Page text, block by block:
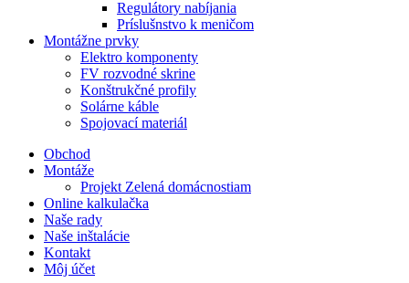
Regulátory nabíjania
Príslušnstvo k meničom
Montážne prvky
Elektro komponenty
FV rozvodné skrine
Konštrukčné profily
Solárne káble
Spojovací materiál
Obchod
Montáže
Projekt Zelená domácnostiam
Online kalkulačka
Naše rady
Naše inštalácie
Kontakt
Môj účet